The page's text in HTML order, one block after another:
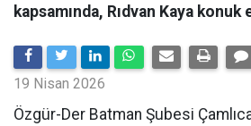
kapsamında, Rıdvan Kaya konuk
19 Nisan 2026
​Özgür-Der Batman Şubesi